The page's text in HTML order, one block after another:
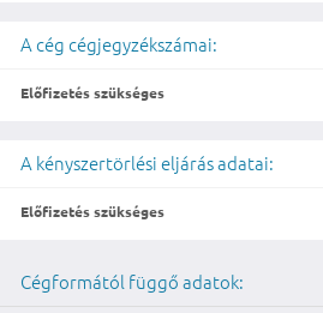
A cég cégjegyzékszámai:
Előfizetés szükséges
A kényszertörlési eljárás adatai:
Előfizetés szükséges
Cégformától függő adatok: